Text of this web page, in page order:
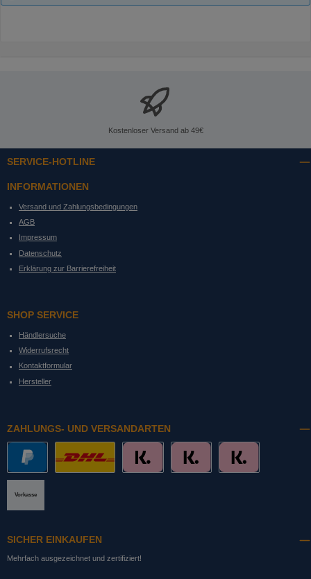
Kostenloser Versand ab 49€
SERVICE-HOTLINE
INFORMATIONEN
Versand und Zahlungsbedingungen
AGB
Impressum
Datenschutz
Erklärung zur Barrierefreiheit
SHOP SERVICE
Händlersuche
Widerrufsrecht
Kontaktformular
Hersteller
ZAHLUNGS- UND VERSANDARTEN
Vorkasse
SICHER EINKAUFEN
Mehrfach ausgezeichnet und zertifiziert!